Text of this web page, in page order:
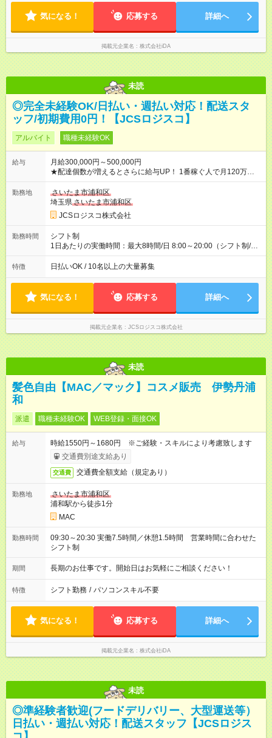
気になる！ 応募する 詳細へ
掲載元企業名 株式会社iDA
未読
◎完全未経験OK/日払い・週払い対応！配送スタ
ッフ/初期費用0円！【JCSロジスコ】
アルバイト 職種未経験OK
給与
月給300,000円～500,000円
★配達個数が増えるとさらに給与UP！ 1番稼ぐ人で月120万ほ
ど！ ・主要都市エリア 月収55万円／週5日稼働 月収65万~112
万円／週6日稼働 ・地方郊外エリア 月収40万円／週5日稼働 月
収40万円~50万円／週6日稼働 ＜モデルイメージ＞ ■月収50万
円 (27歳男性/江東区在住)※元建築関係 1日150個配達×25日勤務
(日休み) ■月収80万円(43歳男性/墨田区在住)※元営業 1日200個
勤務地
さいたま市浦和区
埼玉県さいたま市浦和区
JCSロジスコ株式会社
勤務時間
シフト制
1日あたりの実働時間：最大8時間/日 8:00～20:00（シフト制/実
働8時間） ※週5日勤務（場所次第では週4も有り） ※配達状況に
よって時間外での勤務可能性有り ※案件により多少の前後あり
特徴 日払いOK / 10名以上の大量募集
気になる！ 応募する 詳細へ
掲載元企業名 JCSロジスコ株式会社
未読
髪色自由【MAC／マック】コスメ販売 伊勢丹浦
和
派遣 職種未経験OK WEB登録・面接OK
給与
時給1550円～1680円 ※ご経験・スキルにより考慮致します
交通費別途支給あり
交通費 交通費全額支給（規定あり）
勤務地
さいたま市浦和区
浦和駅から徒歩1分
MAC
勤務時間
09:30～20:30 実働7.5時間／休憩1.5時間 営業時間に合わせた
シフト制
期間 長期のお仕事です。開始日はお気軽にご相談ください！
特徴 シフト勤務 / パソコンスキル不要
気になる！ 応募する 詳細へ
掲載元企業名 株式会社iDA
未読
◎準経験者歓迎(フードデリバリー、大型運送等）
日払い・週払い対応！配送スタッフ【JCSロジス